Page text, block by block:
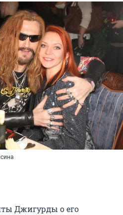
Джигурды о его